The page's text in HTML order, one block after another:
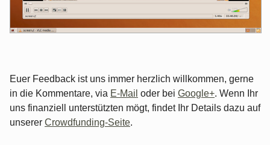
Euer Feedback ist uns immer herzlich willkommen, gerne
in die Kommentare, via E-Mail oder bei Google+. Wenn Ihr
uns finanziell unterstützten mögt, findet Ihr Details dazu auf
unserer Crowdfunding-Seite.